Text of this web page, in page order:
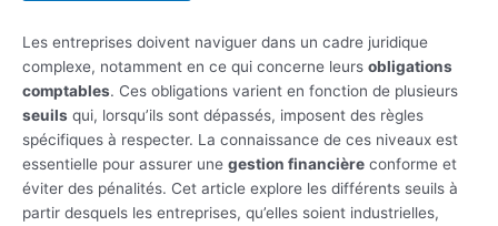
Les entreprises doivent naviguer dans un cadre juridique
complexe, notamment en ce qui concerne leurs obligations
comptables. Ces obligations varient en fonction de plusieurs
seuils qui, lorsqu’ils sont dépassés, imposent des règles
spécifiques à respecter. La connaissance de ces niveaux est
essentielle pour assurer une gestion financière conforme et
éviter des pénalités. Cet article explore les différents seuils à
partir desquels les entreprises, qu’elles soient industrielles,